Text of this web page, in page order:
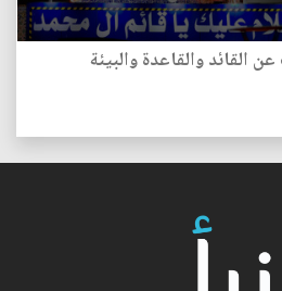
القائد والقاعدة والبيئة